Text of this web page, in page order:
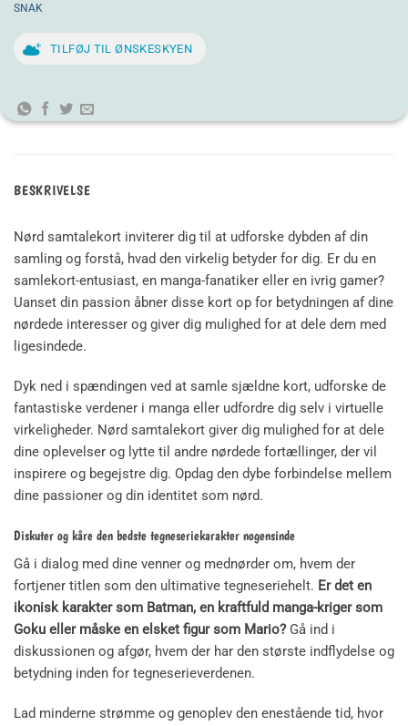
SNAK
TILFØJ TIL ØNSKESKYEN
BESKRIVELSE
Nørd samtalekort inviterer dig til at udforske dybden af din
samling og forstå, hvad den virkelig betyder for dig. Er du en
samlekort-entusiast, en manga-fanatiker eller en ivrig gamer?
Uanset din passion åbner disse kort op for betydningen af dine
nørdede interesser og giver dig mulighed for at dele dem med
ligesindede.
Dyk ned i spændingen ved at samle sjældne kort, udforske de
fantastiske verdener i manga eller udfordre dig selv i virtuelle
virkeligheder. Nørd samtalekort giver dig mulighed for at dele
dine oplevelser og lytte til andre nørdede fortællinger, der vil
inspirere og begejstre dig. Opdag den dybe forbindelse mellem
dine passioner og din identitet som nørd.
Diskuter og kåre den bedste tegneseriekarakter nogensinde
Gå i dialog med dine venner og mednørder om, hvem der
fortjener titlen som den ultimative tegneseriehelt. Er det en
ikonisk karakter som Batman, en kraftfuld manga-kriger som
Goku eller måske en elsket figur som Mario? Gå ind i
diskussionen og afgør, hvem der har den største indflydelse og
betydning inden for tegneserieverdenen.
Lad minderne strømme og genoplev den enestående tid, hvor